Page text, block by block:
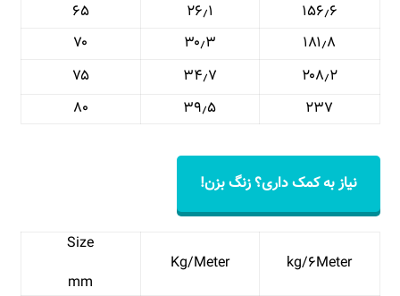
۱۵۶٫۶
۲۶٫۱
۶۵
۱۸۱٫۸
۳۰٫۳
۷۰
۲۰۸٫۲
۳۴٫۷
۷۵
۲۳۷
۳۹٫۵ ۸۰
نیاز به کمک داری؟ زنگ بزن!
kg/۶Meter Kg/Meter
Size
mm